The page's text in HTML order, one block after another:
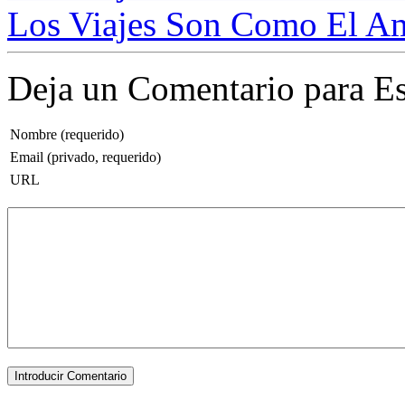
Los Viajes Son Como El
Deja un Comentario para
Nombre (requerido)
Email (privado, requerido)
URL